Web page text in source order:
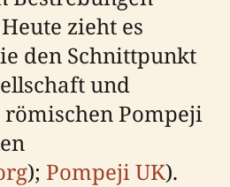
zieht es
den Schnittpunkt
und
Pompeji
); Pompeji UK).